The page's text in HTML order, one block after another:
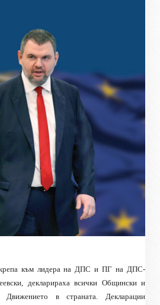
към лидера на ДПС и ПГ на ДПС-
декларираха всички Общински и
в страната. Декларации